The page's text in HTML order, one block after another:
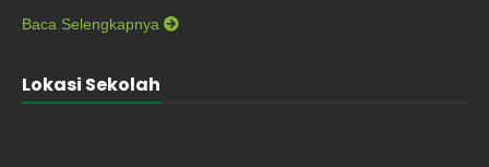
Baca Selengkapnya
Lokasi Sekolah